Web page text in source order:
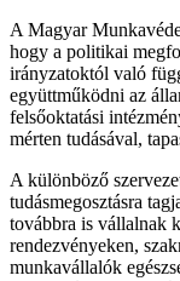
A Magyar
hogy a politikai
irányzatoktól való
együttműködni az
felsőoktatási
mérten tudásával,
A különböző
tudásmegosztásra
továbbra is vállalnak
rendezvényeken,
munkavállalók